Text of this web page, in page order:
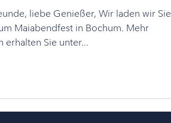
liebe Genießer, Wir laden wir Sie
Maiabendfest in Bochum. Mehr
erhalten Sie unter...